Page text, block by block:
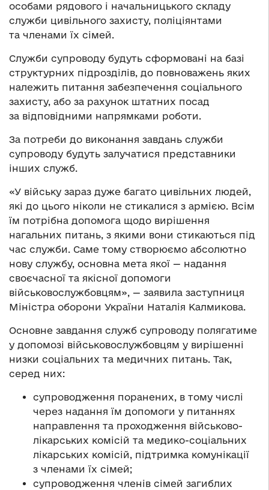
особами рядового і начальницького складу
служби цивільного захисту, поліціянтами
та членами їх сімей.
Служби супроводу будуть сформовані на базі
структурних підрозділів, до повноважень яких
належить питання забезпечення соціального
захисту, або за рахунок штатних посад
за відповідними напрямками роботи.
За потреби до виконання завдань служби
супроводу будуть залучатися представники
інших служб.
«У війську зараз дуже багато цивільних людей,
які до цього ніколи не стикалися з армією. Всім
їм потрібна допомога щодо вирішення
нагальних питань, з якими вони стикаються під
час служби. Саме тому створюємо абсолютно
нову службу, основна мета якої — надання
своєчасної та якісної допомоги
військовослужбовцям», — заявила заступниця
Міністра оборони України Наталія Калмикова.
Основне завдання служб супроводу полягатиме
у допомозі військовослужбовцям у вирішенні
низки соціальних та медичних питань. Так,
серед них:
супроводження поранених, в тому числі
через надання їм допомоги у питаннях
направлення та проходження військово-
лікарських комісій та медико-соціальних
лікарських комісій, підтримка комунікації
з членами їх сімей;
супроводження членів сімей загиблих